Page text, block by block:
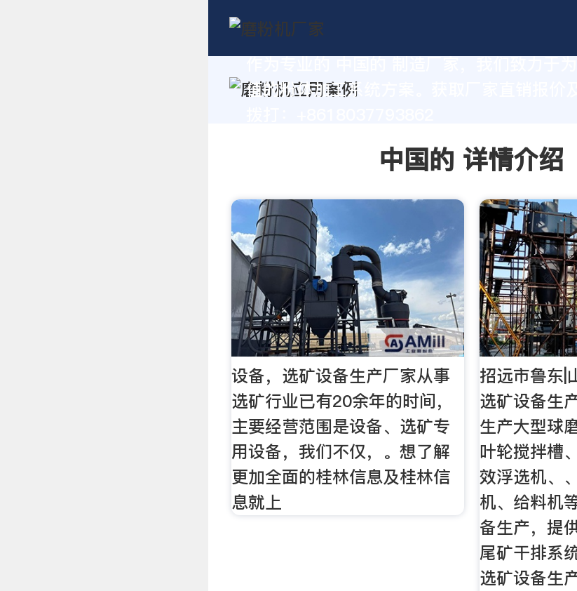
值的粉体加工系统方案。获取厂家直销报价
中国的 详情介绍
设备，选矿设备生产厂家从事
选矿行业已有20余年的时间，
主要经营范围是设备、选矿专
用设备，我们不仅，。想了解
更加全面的桂林信息及桂林信
息就上
招远市鲁东|
选矿设备生
生产大型球
叶轮搅拌槽
效浮选机、
机、给料机
备生产，提
尾矿干排系
选矿设备生